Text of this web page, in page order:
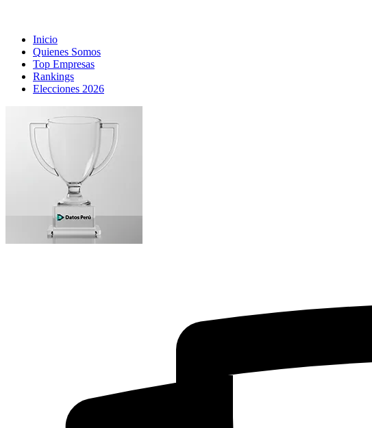
Inicio
Quienes Somos
Top Empresas
Rankings
Elecciones 2026